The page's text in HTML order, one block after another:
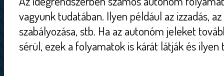
vagyunk tudatában. Ilyen például az izzadás,
szabályozása, stb. Ha az autonóm jeleket
sérül, ezek a folyamatok is kárát látják és